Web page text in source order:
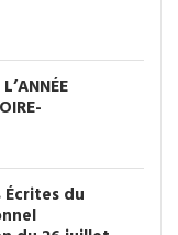
Écrites du